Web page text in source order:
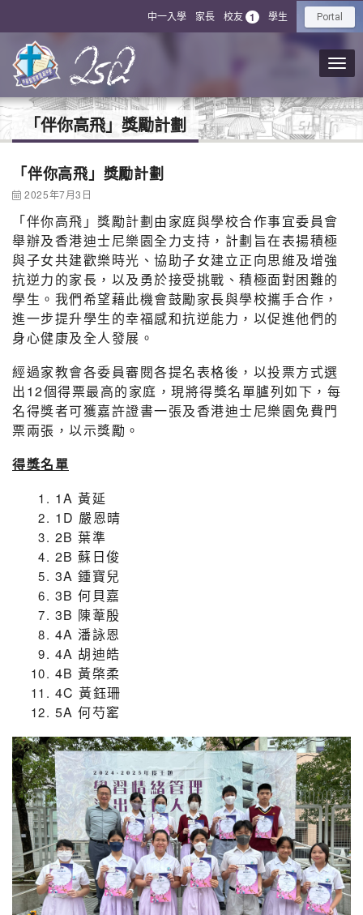
中一入學 家長 校友 1 學生 Portal
「伴你高飛」獎勵計劃
「伴你高飛」獎勵計劃
2025年7月3日
「伴你高飛」獎勵計劃由家庭與學校合作事宜委員會
舉辦及香港迪士尼樂園全力支持，計劃旨在表揚積極
與子女共建歡樂時光、協助子女建立正向思維及增強
抗逆力的家長，以及勇於接受挑戰、積極面對困難的
學生。我們希望藉此機會鼓勵家長與學校攜手合作，
進一步提升學生的幸福感和抗逆能力，以促進他們的
身心健康及全人發展。
經過家教會各委員審閱各提名表格後，以投票方式選
出12個得票最高的家庭，現將得獎名單臚列如下，每
名得獎者可獲嘉許證書一張及香港迪士尼樂園免費門
票兩張，以示獎勵。
得獎名單
1A 黃延
1D 嚴恩晴
2B 葉準
2B 蘇日俊
3A 鍾寶兒
3B 何貝嘉
3B 陳葦殷
4A 潘詠恩
4A 胡迪皓
4B 黃棨柔
4C 黃鈺珊
5A 何芍窰